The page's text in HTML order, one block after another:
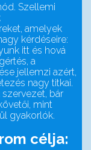
Szellemi
amelyek
kérdéseire:
itt és hová
a
jellemzi azért,
nagy titkai.
szervezet, bár
mint
gyakorlók.
célja: